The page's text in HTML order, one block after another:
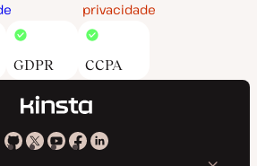
privacidade
GDPR CCPA
KinstaKinstaKinsta
KinstaKinsta